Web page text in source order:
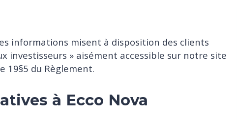
informations misent à disposition des clients
investisseurs » aisément accessible sur notre site
19§5 du Règlement.
à Ecco Nova